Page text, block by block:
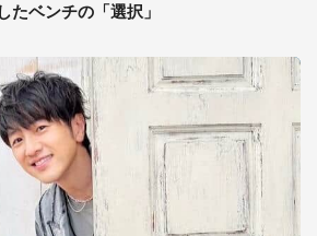
たベンチの「選択」